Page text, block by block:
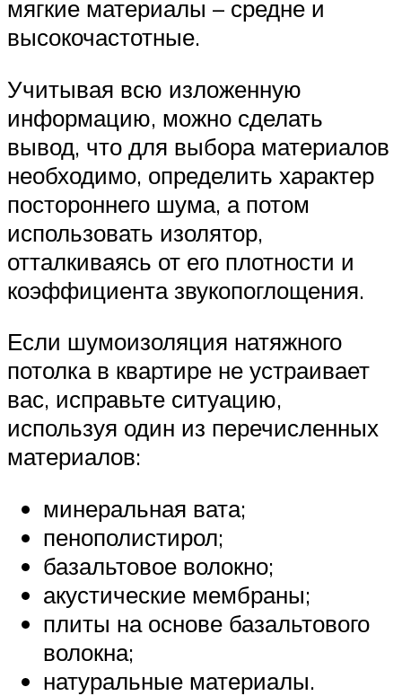
мягкие материалы – средне и
высокочастотные.
Учитывая всю изложенную
информацию, можно сделать
вывод, что для выбора материалов
необходимо, определить характер
постороннего шума, а потом
использовать изолятор,
отталкиваясь от его плотности и
коэффициента звукопоглощения.
Если шумоизоляция натяжного
потолка в квартире не устраивает
вас, исправьте ситуацию,
используя один из перечисленных
материалов:
минеральная вата;
пенополистирол;
базальтовое волокно;
акустические мембраны;
плиты на основе базальтового
волокна;
натуральные материалы.